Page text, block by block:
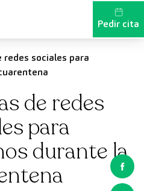
Pedir cita
redes sociales para
de redes
para
durante la